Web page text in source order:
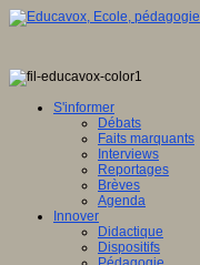
S'informer
Débats
Faits marquants
Interviews
Reportages
Brèves
Agenda
Innover
Didactique
Dispositifs